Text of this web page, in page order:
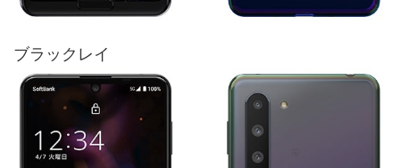
ブラックレイ